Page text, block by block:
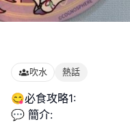
吹水 熱話
😋必食攻略1:
💬 簡介: